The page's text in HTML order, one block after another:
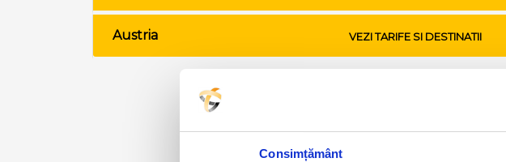
Consimțământ
Austria VEZI TARIFE SI DESTINATII